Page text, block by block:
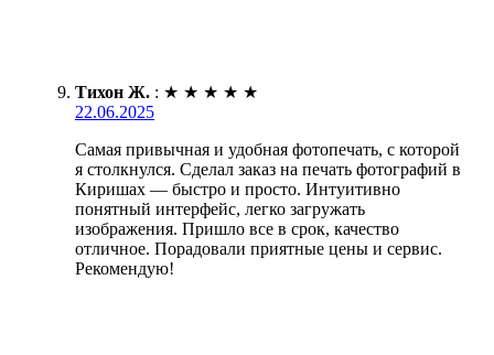
Тихон Ж. : ★ ★ ★ ★ ★
22.06.2025
Самая привычная и удобная фотопечать, с которой
я столкнулся. Сделал заказ на печать фотографий в
Киришах — быстро и просто. Интуитивно
понятный интерфейс, легко загружать
изображения. Пришло все в срок, качество
отличное. Порадовали приятные цены и сервис.
Рекомендую!